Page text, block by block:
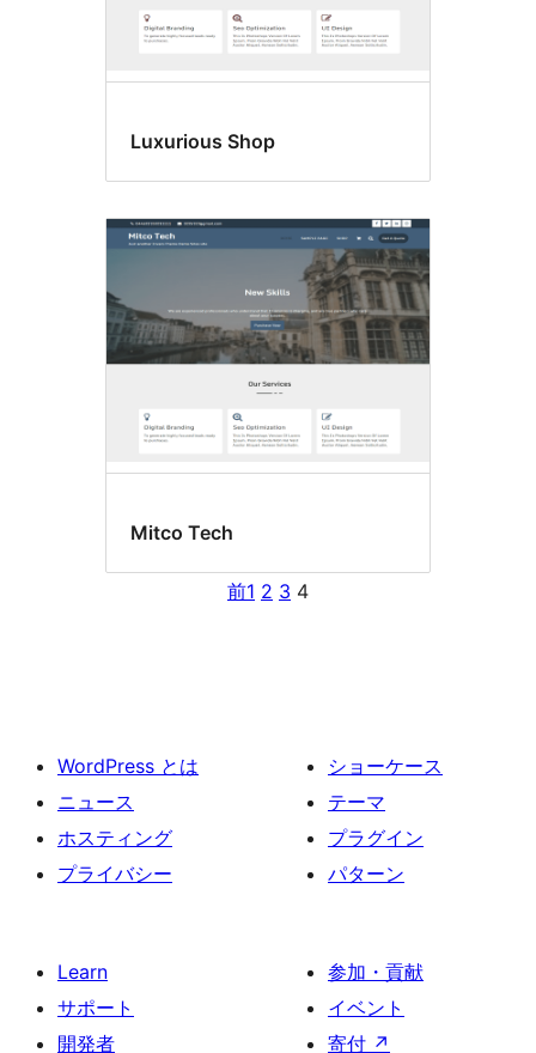
Luxurious Shop
Mitco Tech
前1 2 3 4
WordPress とは
ニュース
ホスティング
プライバシー
ショーケース
テーマ
プラグイン
パターン
Learn
サポート
開発者
参加・貢献
イベント
寄付 ↗